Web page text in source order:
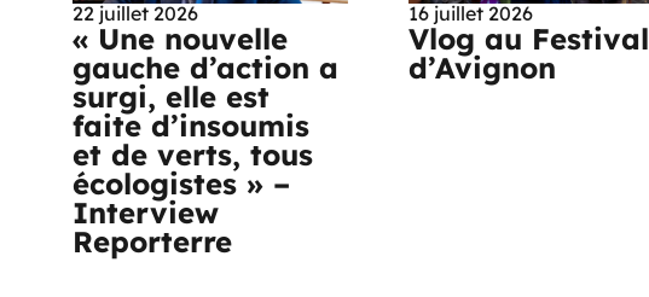
22 juillet 2026
« Une nouvelle
gauche d’action a
surgi, elle est
faite d’insoumis
et de verts, tous
écologistes » –
Interview
Reporterre
16 juillet 2026
Vlog au Festival
d’Avignon